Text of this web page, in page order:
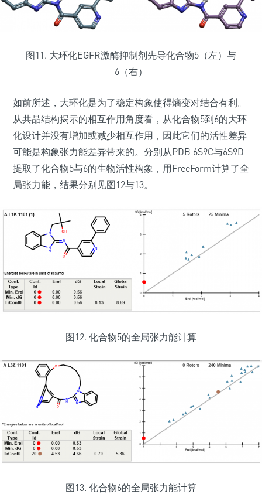
图11. 大环化EGFR激酶抑制剂先导化合物5（左）与
6（右）
如前所述，大环化是为了稳定构象使得熵变对结合有利。
从共晶结构揭示的相互作用角度看，从化合物5到6的大环
化设计并没有增加或减少相互作用，因此它们的活性差异
可能是构象张力能差异带来的。分别从PDB 6S9C与6S9D
提取了化合物5与6的生物活性构象，用FreeForm计算了全
局张力能，结果分别见图12与13。
图12. 化合物5的全局张力能计算
图13. 化合物6的全局张力能计算